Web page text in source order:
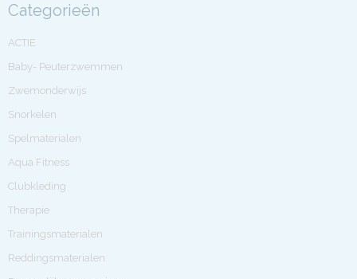
Categorieën
ACTIE
Baby- Peuterzwemmen
Zwemonderwijs
Snorkelen
Spelmaterialen
Aqua Fitness
Clubkleding
Therapie
Trainingsmaterialen
Reddingsmaterialen